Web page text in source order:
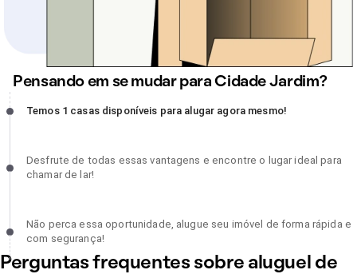
Pensando em se mudar para Cidade Jardim?
Temos 1 casas disponíveis para alugar agora mesmo!, incompleto
Temos 1 casas disponíveis para alugar agora mesmo!
Desfrute de todas essas vantagens e encontre o lugar ideal para
chamar de lar!, incompleto
Desfrute de todas essas vantagens e encontre o lugar ideal para
chamar de lar!
Não perca essa oportunidade, alugue seu imóvel de forma rápida
com segurança!, incompleto
Não perca essa oportunidade, alugue seu imóvel de forma rápida e
com segurança!
Perguntas frequentes sobre aluguel de